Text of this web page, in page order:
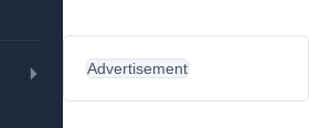
Advertisement